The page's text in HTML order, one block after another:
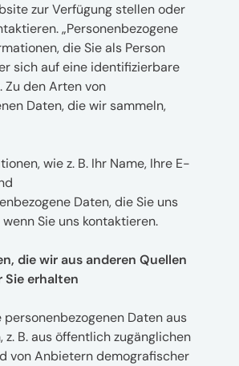
zur Verfügung stellen oder
„Personenbezogene
die Sie als Person
sich auf eine identifizierbare
Zu den Arten von
Daten, die wir sammeln,
wie z. B. Ihr Name, Ihre E-
Daten, die Sie uns
Sie uns kontaktieren.
die wir aus anderen Quellen
Sie erhalten
Daten aus
z. B. aus öffentlich zugänglichen
von Anbietern demografischer